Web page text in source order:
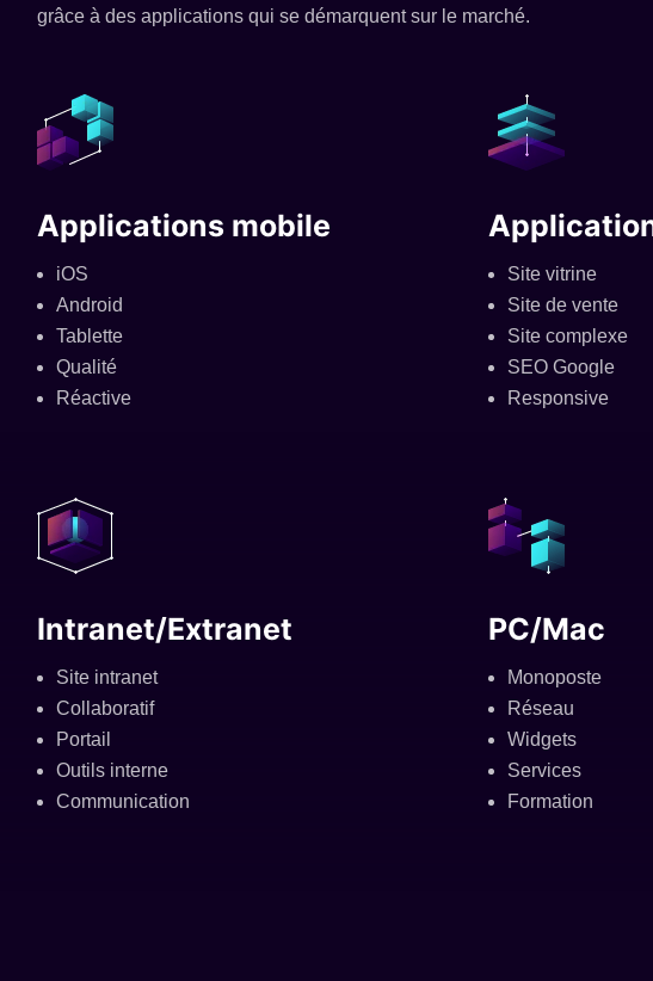
grâce à des applications qui se démarquent sur le marché.
Applications mobile
iOS
Android
Tablette
Qualité
Réactive
Site vitrine
Site de vente
Site complexe
SEO Google
Responsive
Intranet/Extranet
Site intranet
Collaboratif
Portail
Outils interne
Communication
PC/Mac
Monoposte
Réseau
Widgets
Services
Formation